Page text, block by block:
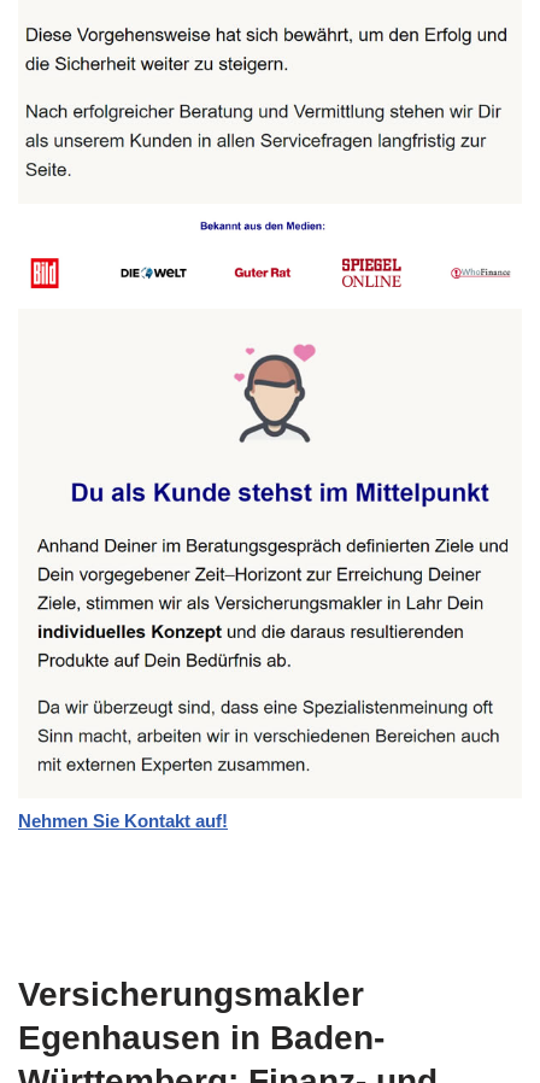
Nehmen Sie Kontakt auf!
Versicherungsmakler
Egenhausen in Baden-